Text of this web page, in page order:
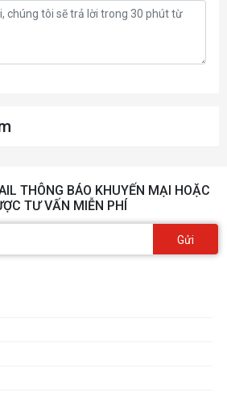
THÔNG BÁO KHUYẾN MẠI HOẶC
TƯ VẤN MIỄN PHÍ
Gửi